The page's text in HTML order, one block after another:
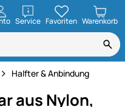
ServiceöffnenFavoriten Warenkorb
Halfter & Anbindung
aus Nylon,